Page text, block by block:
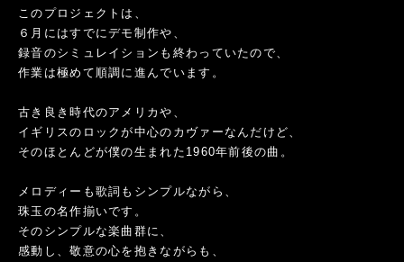
このプロジェクトは、
６月にはすでにデモ制作や、
録音のシミュレイションも終わっていたので、
作業は極めて順調に進んでいます。
古き良き時代のアメリカや、
イギリスのロックが中心のカヴァーなんだけど、
そのほとんどが僕の生まれた1960年前後の曲。
メロディーも歌詞もシンプルながら、
珠玉の名作揃いです。
そのシンプルな楽曲群に、
感動し、敬意の心を抱きながらも、